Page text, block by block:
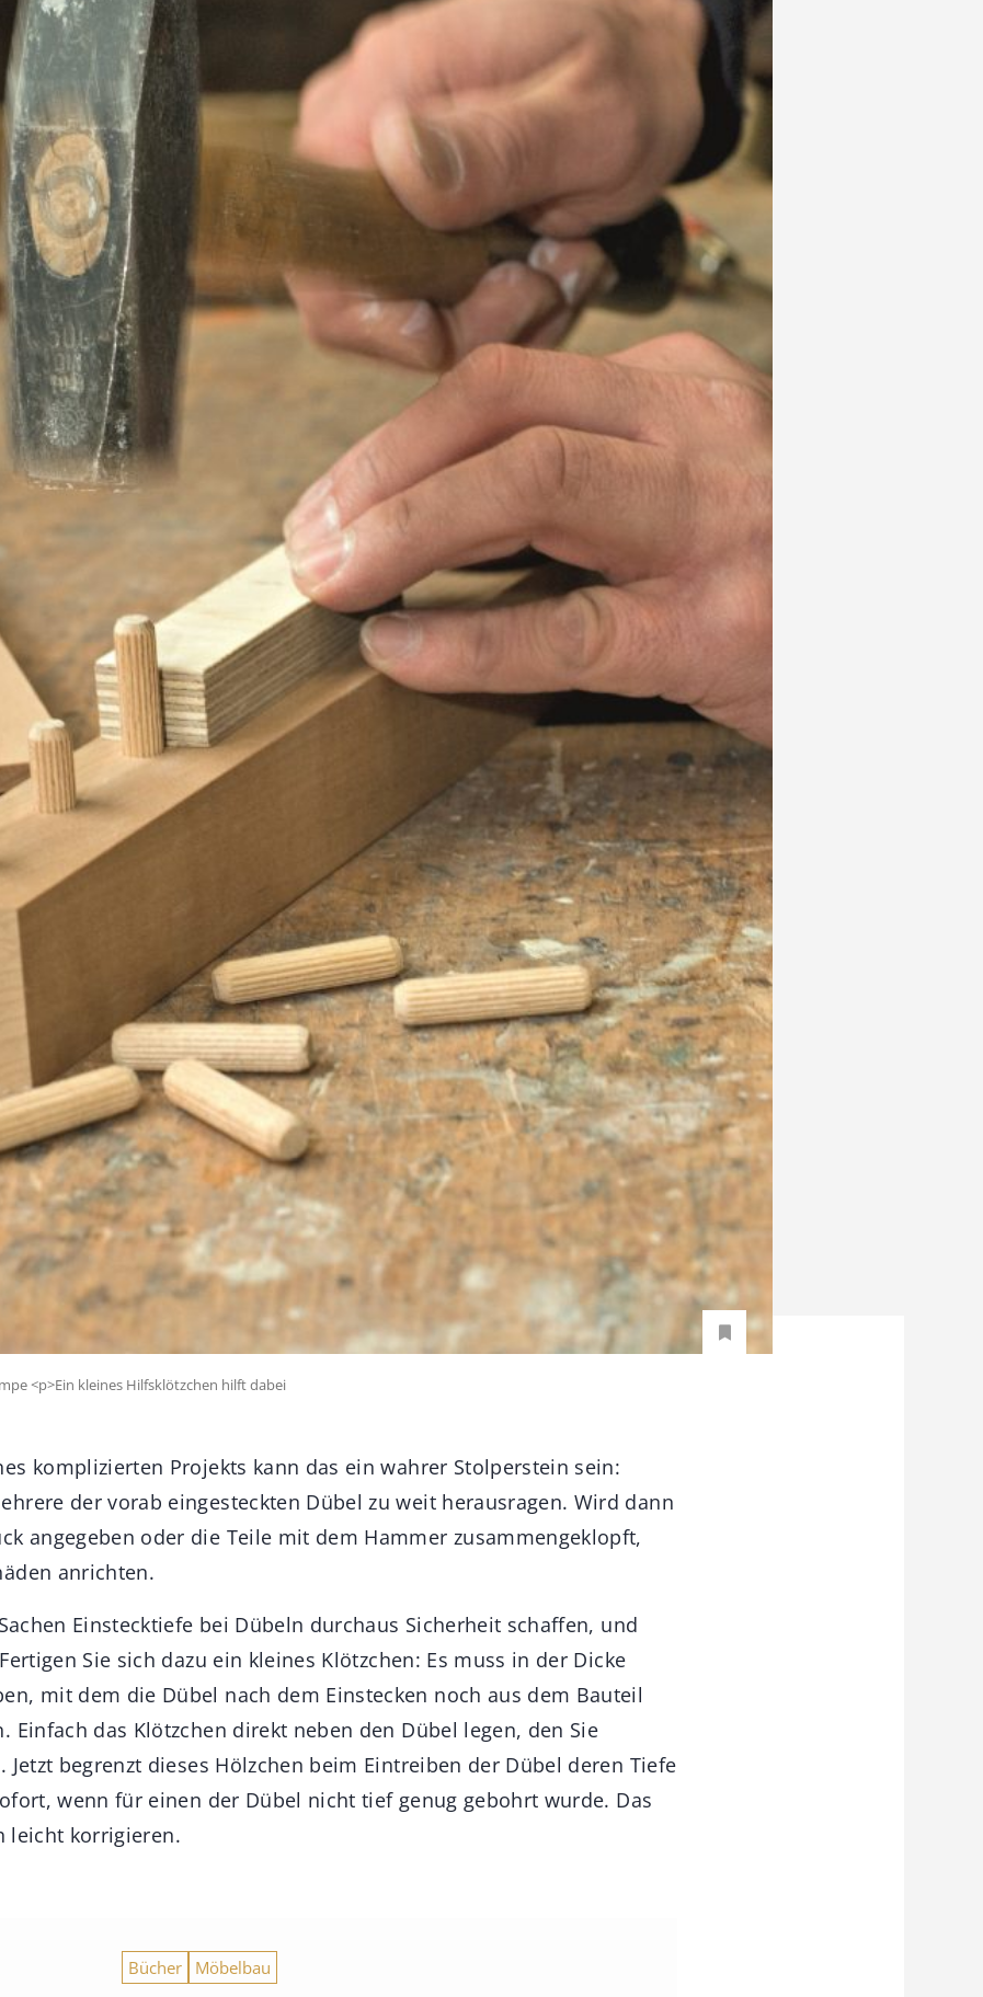
<p>Ein kleines Hilfsklötzchen hilft dabei
komplizierten Projekts kann das ein wahrer Stolperstein sein:
der vorab eingesteckten Dübel zu weit herausragen. Wird dann
angegeben oder die Teile mit dem Hammer zusammengeklopft,
anrichten.
Einstecktiefe bei Dübeln durchaus Sicherheit schaffen, und
Sie sich dazu ein kleines Klötzchen: Es muss in der Dicke
mit dem die Dübel nach dem Einstecken noch aus dem Bauteil
Einfach das Klötzchen direkt neben den Dübel legen, den Sie
Jetzt begrenzt dieses Hölzchen beim Eintreiben der Dübel deren Tiefe
wenn für einen der Dübel nicht tief genug gebohrt wurde. Das
leicht korrigieren.
Bücher Möbelbau